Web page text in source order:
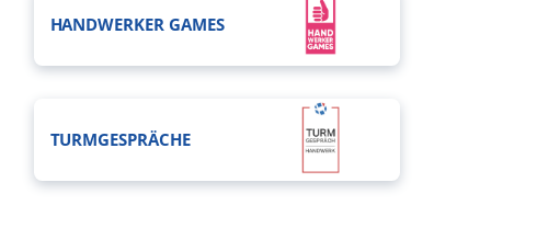
HANDWERKER GAMES
TURMGESPRÄCHE